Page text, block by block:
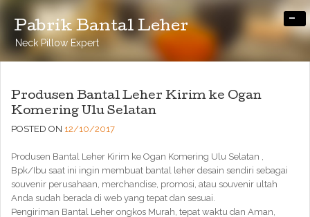
Pabrik Bantal Leher
Neck Pillow Expert
-
Produsen Bantal Leher Kirim ke Ogan
Komering Ulu Selatan
POSTED ON 12/10/2017
Produsen Bantal Leher Kirim ke Ogan Komering Ulu Selatan ,
Bpk/Ibu saat ini ingin membuat bantal leher desain sendiri sebagai
souvenir perusahaan, merchandise, promosi, atau souvenir ultah
Anda sudah berada di web yang tepat dan sesuai.
Pengiriman Bantal Leher ongkos Murah, tepat waktu dan Aman,